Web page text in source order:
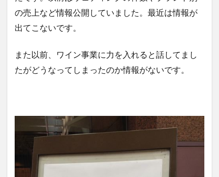
の売上など情報公開していました。最近は情報が
出てこないです。
また以前、ワイン事業に力を入れると話してまし
たがどうなってしまったのか情報がないです。